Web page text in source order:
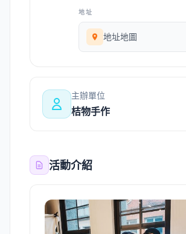
地址
地址地圖
主辦單位
桔物手作
活動介紹